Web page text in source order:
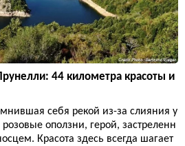
44 километра красоты и
себя рекой из-за слияния у
оползни, герой, застреленн
Красота здесь всегда шагает